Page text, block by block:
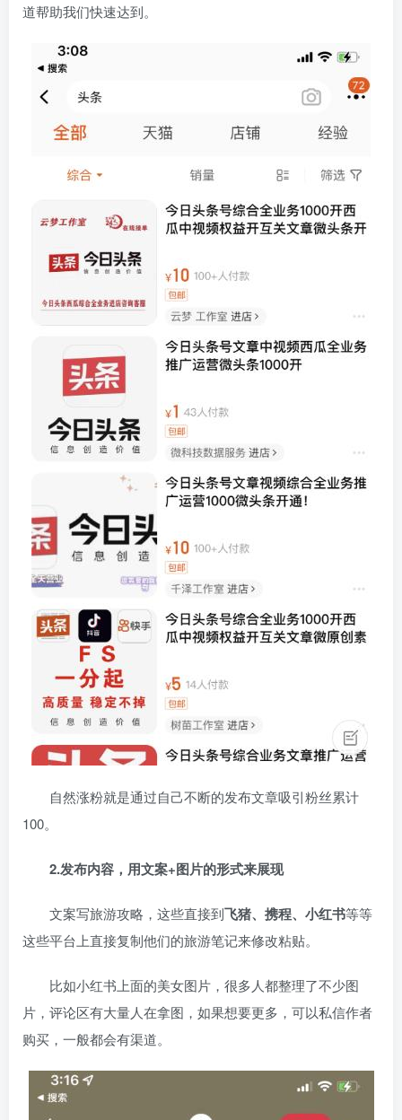
道帮助我们快速达到。
自然涨粉就是通过自己不断的发布文章吸引粉丝累计
100。
2.发布内容，用文案+图片的形式来展现
文案写旅游攻略，这些直接到飞猪、携程、小红书等等
这些平台上直接复制他们的旅游笔记来修改粘贴。
比如小红书上面的美女图片，很多人都整理了不少图
片，评论区有大量人在拿图，如果想要更多，可以私信作者
购买，一般都会有渠道。